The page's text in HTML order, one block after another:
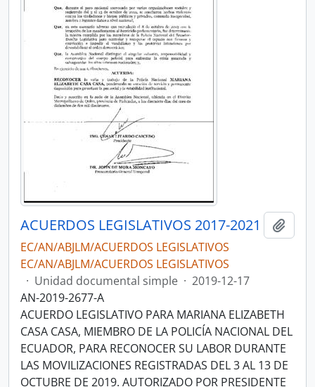
ACUERDOS LEGISLATIVOS 2017-2021
EC/AN/ABJLM/ACUERDOS LEGISLATIVOS
EC/AN/ABJLM/ACUERDOS LEGISLATIVOS
· Unidad documental simple · 2019-12-17
AN-2019-2677-A
ACUERDO LEGISLATIVO PARA MARIANA ELIZABETH
CASA CASA, MIEMBRO DE LA POLICÍA NACIONAL DEL
ECUADOR, PARA RECONOCER SU LABOR DURANTE
LAS MOVILIZACIONES REGISTRADAS DEL 3 AL 13 DE
OCTUBRE DE 2019. AUTORIZADO POR PRESIDENTE